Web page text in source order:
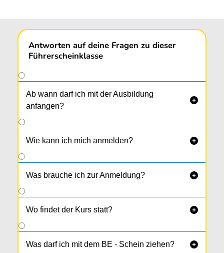
Antworten auf deine Fragen zu dieser
Führerscheinklasse
Ab wann darf ich mit der Ausbildung
anfangen?

Wie kann ich mich anmelden? 
Was brauche ich zur Anmeldung? 
Wo findet der Kurs statt? 
Was darf ich mit dem BE - Schein ziehen? 